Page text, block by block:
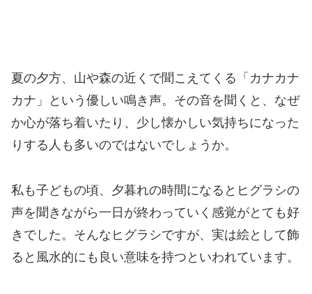
夏の夕方、山や森の近くで聞こえてくる「カナカナ
カナ」という優しい鳴き声。その音を聞くと、なぜ
か心が落ち着いたり、少し懐かしい気持ちになった
りする人も多いのではないでしょうか。
私も子どもの頃、夕暮れの時間になるとヒグラシの
声を聞きながら一日が終わっていく感覚がとても好
きでした。そんなヒグラシですが、実は絵として飾
ると風水的にも良い意味を持つといわれています。